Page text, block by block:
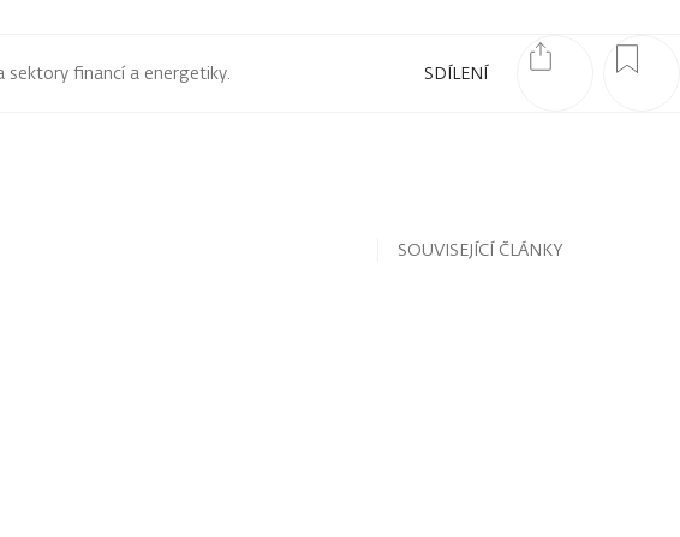
SDÍLENÍ
sektory financí a energetiky.
SOUVISEJÍCÍ ČLÁNKY